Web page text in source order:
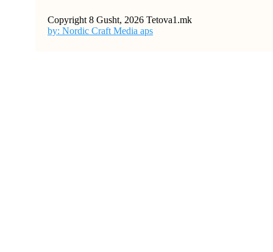
Copyright 8 Gusht, 2026 Tetova1.mk
by: Nordic Craft Media aps